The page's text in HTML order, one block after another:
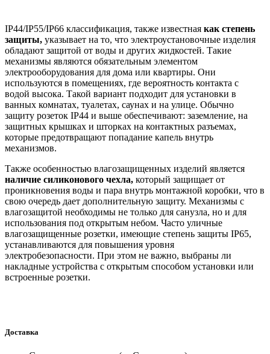
IP44/IP55/IP66 классификация, также известная как степень
защиты, указывает на то, что электроустановочные изделия
обладают защитой от воды и других жидкостей. Такие
механизмы являются обязательным элементом
электрооборудования для дома или квартиры. Они
используются в помещениях, где вероятность контакта с
водой высока. Такой вариант подходит для установки в
ванных комнатах, туалетах, саунах и на улице. Обычно
защиту розеток IP44 и выше обеспечивают: заземление, на
защитных крышках и шторках на контактных разъемах,
которые предотвращают попадание капель внутрь
механизмов.
Также особенностью влагозащищенных изделий является
наличие силиконового чехла, который защищает от
проникновения воды и пара внутрь монтажной коробки, что в
свою очередь дает дополнительную защиту. Механизмы с
влагозащитой необходимы не только для санузла, но и для
использования под открытым небом. Часто уличные
влагозащищенные розетки, имеющие степень защиты IP65,
устанавливаются для повышения уровня
электробезопасности. При этом не важно, выбраны ли
накладные устройства с открытым способом установки или
встроенные розетки.
Доставка